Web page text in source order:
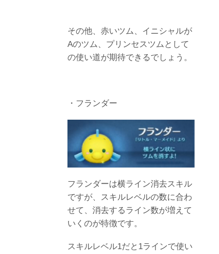
その他、赤いツム、イニシャルが
Aのツム、プリンセスツムとして
の使い道が期待できるでしょう。
・フランダー
フランダーは横ライン消去スキル
ですが、スキルレベルの数に合わ
せて、消去するライン数が増えて
いくのが特徴です。
スキルレベル1だと1ラインで使い